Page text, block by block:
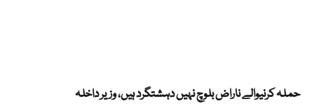
حملہ کرنیوالے ناراض بلوچ نہیں دہشتگرد ہیں، وزیر داخلہ